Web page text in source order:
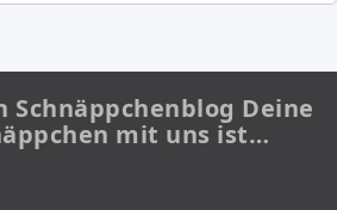
Schnäppchenblog Deine
mit uns ist…